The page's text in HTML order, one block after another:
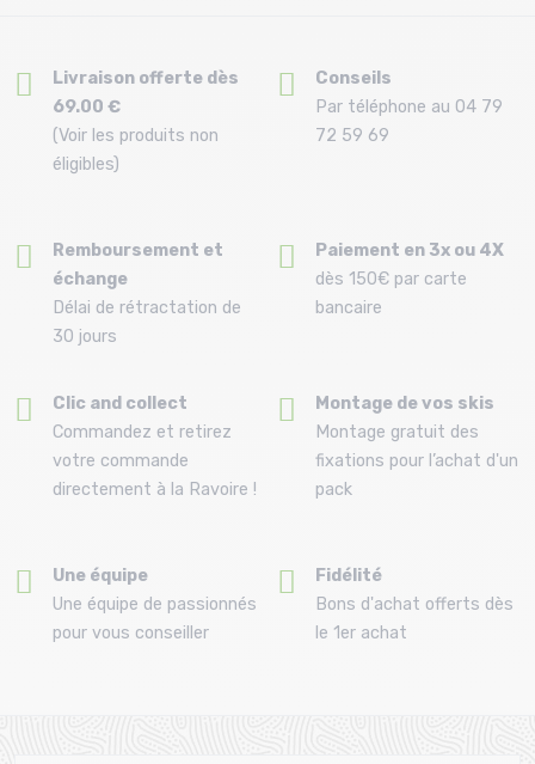
Livraison offerte dès
69.00 €
(Voir les produits non
éligibles)
Conseils
Par téléphone au 04 79
72 59 69
Remboursement et
échange
Délai de rétractation de
30 jours
Paiement en 3x ou 4X
dès 150€ par carte
bancaire
Clic and collect
Commandez et retirez
votre commande
directement à la Ravoire !
Montage de vos skis
Montage gratuit des
fixations pour l’achat d'un
pack
Une équipe
Une équipe de passionnés
pour vous conseiller
Fidélité
Bons d'achat offerts dès
le 1er achat